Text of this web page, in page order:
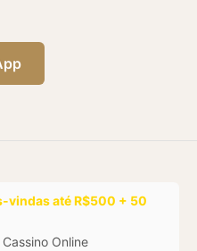
vindas até R$500 + 50
Online